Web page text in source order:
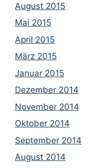
August 2015
Mai 2015
April 2015
März 2015
Januar 2015
Dezember 2014
November 2014
Oktober 2014
September 2014
August 2014